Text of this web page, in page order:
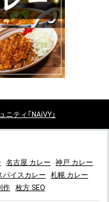
ニティ「NAiVY」
名古屋 カレー
神戸 カレー
パイスカレー
札幌 カレー
作 枚方 SEO